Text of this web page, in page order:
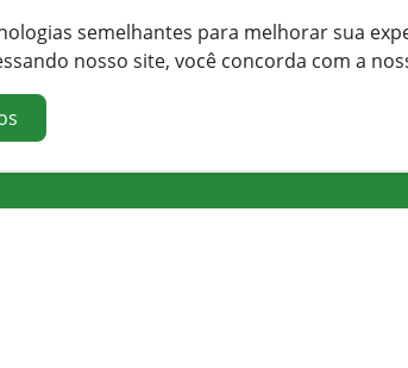
Orgãos e Secretarias
semelhantes para melhorar sua
nosso site, você concorda com a